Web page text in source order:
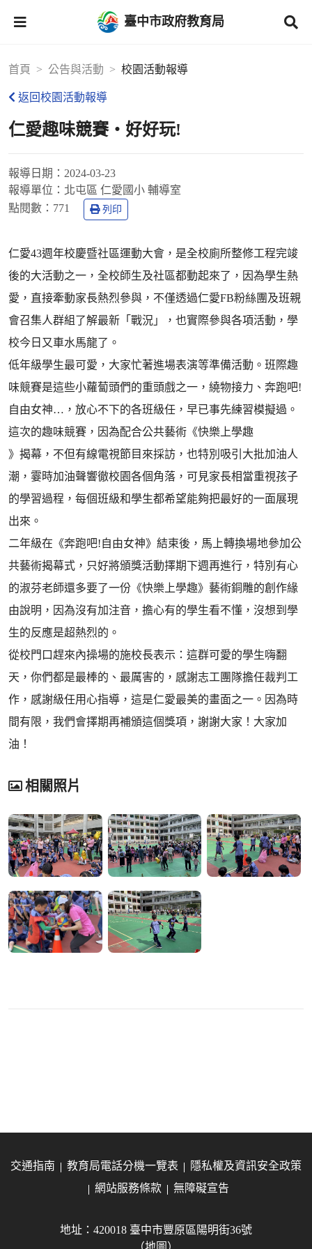
臺中市政府教育局
首頁 公告與活動 校園活動報導
返回校園活動報導
仁愛趣味競賽‧好好玩!
報導日期： 2024-03-23
報導單位： 北屯區 仁愛國小 輔導室
點閱數： 771 列印
仁愛43週年校慶暨社區運動大會，是全校廁所整修工程完竣
後的大活動之一，全校師生及社區都動起來了，因為學生熱
愛，直接牽動家長熱烈參與，不僅透過仁愛FB粉絲團及班親
會召集人群組了解最新「戰況」，也實際參與各項活動，學
校今日又車水馬龍了。
低年級學生最可愛，大家忙著進場表演等準備活動。班際趣
味競賽是這些小蘿蔔頭們的重頭戲之一，繞物接力、奔跑吧!
自由女神…，放心不下的各班級任，早已事先練習模擬過。
這次的趣味競賽，因為配合公共藝術《快樂上學趣
》揭幕，不但有線電視節目來採訪，也特別吸引大批加油人
潮，霎時加油聲響徹校園各個角落，可見家長相當重視孩子
的學習過程，每個班級和學生都希望能夠把最好的一面展現
出來。
二年級在《奔跑吧!自由女神》結束後，馬上轉換場地參加公
共藝術揭幕式，只好將頒獎活動擇期下週再進行，特別有心
的淑芬老師還多要了一份《快樂上學趣》藝術銅雕的創作緣
由說明，因為沒有加注音，擔心有的學生看不懂，沒想到學
生的反應是超熱烈的。
從校門口趕來內操場的施校長表示：這群可愛的學生嗨翻
天，你們都是最棒的、最厲害的，感謝志工團隊擔任裁判工
作，感謝級任用心指導，這是仁愛最美的畫面之一。因為時
間有限，我們會擇期再補頒這個獎項，謝謝大家！大家加
油！
相關照片
交通指南 教育局電話分機一覽表
隱私權及資訊安全政策
網站服務條款
無障礙宣告
地址：420018 臺中市豐原區陽明街36號